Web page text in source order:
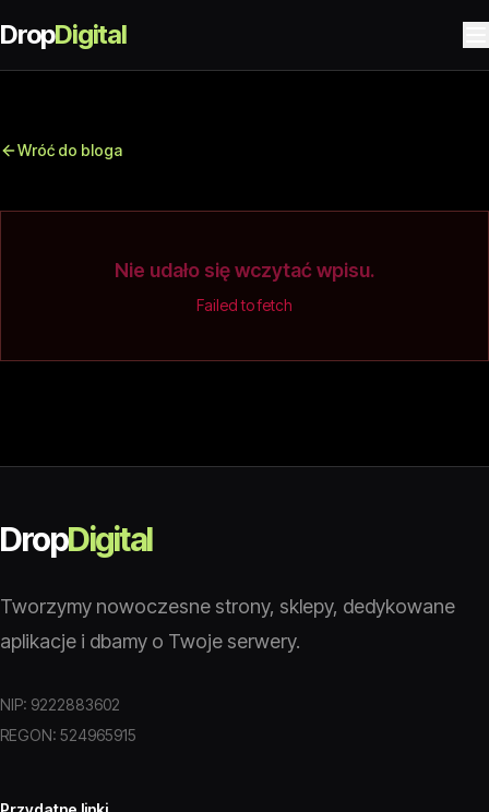
DropDigital
Wróć do bloga
Nie udało się wczytać wpisu.
Failed to fetch
DropDigital
Tworzymy nowoczesne strony, sklepy, dedykowane
aplikacje i dbamy o Twoje serwery.
NIP: 9222883602
REGON: 524965915